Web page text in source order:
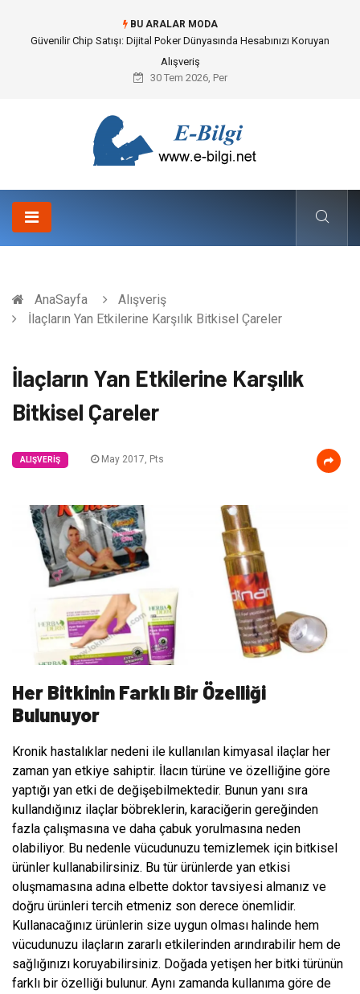
BU ARALAR MODA
Güvenilir Chip Satışı: Dijital Poker Dünyasında Hesabınızı Koruyan
Alışveriş
30 Tem 2026, Per
AnaSayfa
Alışveriş
İlaçların Yan Etkilerine Karşılık Bitkisel Çareler
İlaçların Yan Etkilerine Karşılık
Bitkisel Çareler
ALIŞVERIŞ May 2017, Pts
Her Bitkinin Farklı Bir Özelliği
Bulunuyor
Kronik hastalıklar nedeni ile kullanılan kimyasal ilaçlar her
zaman yan etkiye sahiptir. İlacın türüne ve özelliğine göre
yaptığı yan etki de değişebilmektedir. Bunun yanı sıra
kullandığınız ilaçlar böbreklerin, karaciğerin gereğinden
fazla çalışmasına ve daha çabuk yorulmasına neden
olabiliyor. Bu nedenle vücudunuzu temizlemek için bitkisel
ürünler kullanabilirsiniz. Bu tür ürünlerde yan etkisi
oluşmamasına adına elbette doktor tavsiyesi almanız ve
doğru ürünleri tercih etmeniz son derece önemlidir.
Kullanacağınız ürünlerin size uygun olması halinde hem
vücudunuzu ilaçların zararlı etkilerinden arındırabilir hem de
sağlığınızı koruyabilirsiniz. Doğada yetişen her bitki türünün
farklı bir özelliği bulunur. Aynı zamanda kullanıma göre de